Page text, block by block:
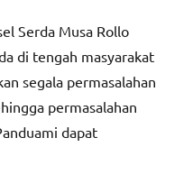
Serda Musa Rollo
di tengah masyarakat
segala permasalahan
permasalahan
dapat